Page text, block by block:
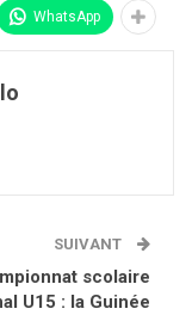
WhatsApp
SUIVANT
scolaire
U15 : la Guinée